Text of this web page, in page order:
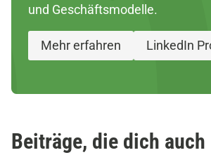
und Geschäftsmodelle.
Mehr erfahren LinkedIn
Beiträge, die dich auch